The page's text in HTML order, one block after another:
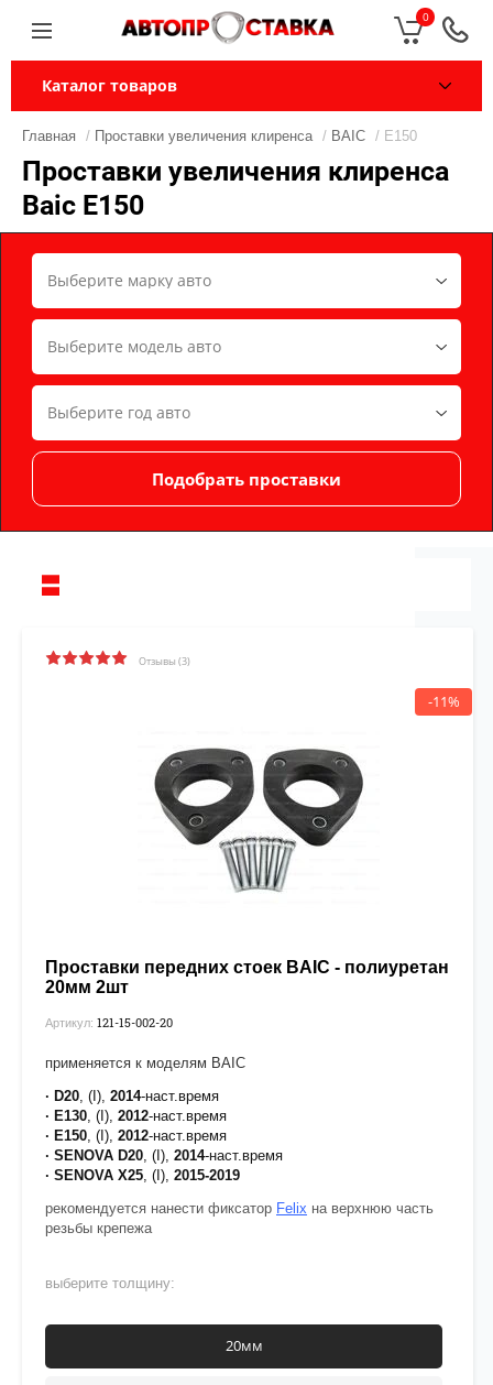
0
Каталог товаров
Главная / Проставки увеличения клиренса / BAIC / E150
Проставки увеличения клиренса
Baic E150
Отзывы (3)
-11%
Проставки передних стоек BAIC - полиуретан
20мм 2шт
Артикул: 121-15-002-20
применяется к моделям BAIC
· D20 , (I), 2014-наст.время
· E130 , (I), 2012-наст.время
· E150 , (I), 2012-наст.время
· SENOVA D20 , (I), 2014-наст.время
· SENOVA X25 , (I), 2015-2019
рекомендуется нанести фиксатор Felix на верхнюю часть
резьбы крепежа
выберите толщину:
20мм